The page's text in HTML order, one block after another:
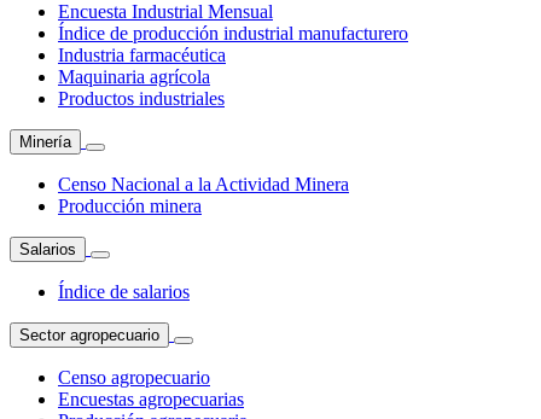
Encuesta Industrial Mensual
Índice de producción industrial manufacturero
Industria farmacéutica
Maquinaria agrícola
Productos industriales
Minería
Censo Nacional a la Actividad Minera
Producción minera
Salarios
Índice de salarios
Sector agropecuario
Censo agropecuario
Encuestas agropecuarias